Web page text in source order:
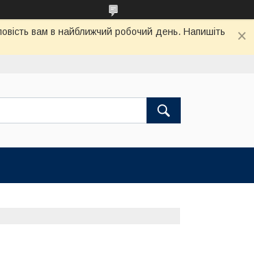
вам в найближчий робочий день. Напишіть